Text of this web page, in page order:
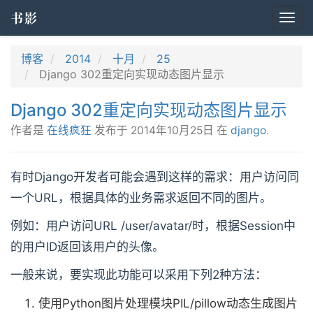
书影
博客 2014 十月
25
Django 302重定向实现动态图片显示
Django 302重定向实现动态图片显示
作者是 在线疯狂 发布于 2014年10月25日 在 django.
有时Django开发者可能会遇到这样的需求：用户访问同
一个URL，根据具体的业务需求返回不同的图片。
例如：用户访问URL /user/avatar/时，根据Session中
的用户ID返回该用户的头像。
一般来说，要实现此功能可以采用下列2种方法：
使用Python图片处理模块PIL/pillow动态生成图片